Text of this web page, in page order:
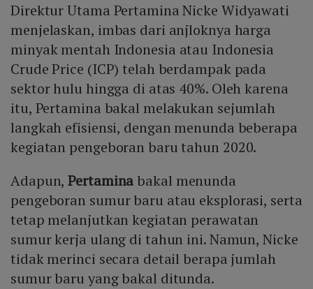
Direktur Utama Pertamina Nicke Widyawati
menjelaskan, imbas dari anjloknya harga
minyak mentah Indonesia atau Indonesia
Crude Price (ICP) telah berdampak pada
sektor hulu hingga di atas 40%. Oleh karena
itu, Pertamina bakal melakukan sejumlah
langkah efisiensi, dengan menunda beberapa
kegiatan pengeboran baru tahun 2020.
Adapun,Pertaminabakal menunda
pengeboran sumur baru atau eksplorasi, serta
tetap melanjutkan kegiatan perawatan
sumur kerja ulang di tahun ini. Namun, Nicke
tidak merinci secara detail berapa jumlah
sumur baru yang bakal ditunda.